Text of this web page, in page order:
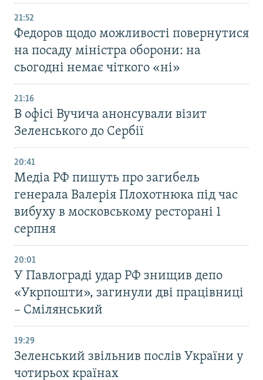
21:52
Федоров щодо можливості повернутися
на посаду міністра оборони: на
сьогодні немає чіткого «ні»
21:16
В офісі Вучича анонсували візит
Зеленського до Сербії
20:41
Медіа РФ пишуть про загибель
генерала Валерія Плохотнюка під час
вибуху в московському ресторані 1
серпня
20:01
У Павлограді удар РФ знищив депо
«Укрпошти», загинули дві працівниці
– Смілянський
19:29
Зеленський звільнив послів України у
чотирьох країнах